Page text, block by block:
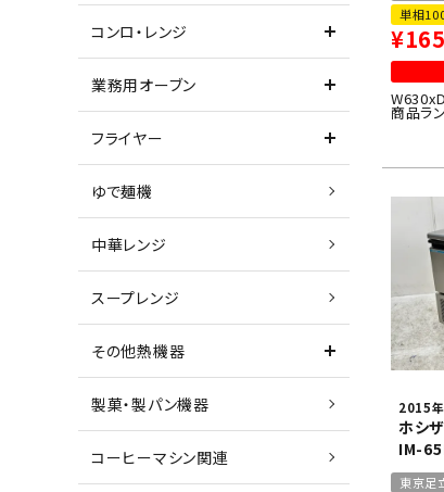
コンロ・レンジ
業務用オーブン
フライヤー
ゆで麺機
中華レンジ
スープレンジ
その他熱機器
製菓・製パン機器
コーヒーマシン関連
単相
¥
商品ラ
2015
ホシ
IM-
東京足